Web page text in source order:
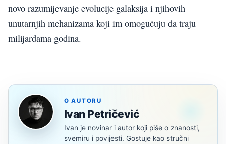
novo razumijevanje evolucije galaksija i njihovih
unutarnjih mehanizama koji im omogućuju da traju
milijardama godina.
O AUTORU
Ivan Petričević
Ivan je novinar i autor koji piše o znanosti,
svemiru i povijesti. Gostuje kao stručni